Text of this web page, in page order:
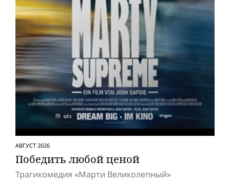
АВГУСТ 2026
Победить любой ценой
Трагикомедия «Марти Великолепный»